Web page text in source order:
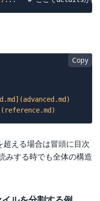
Copy
](advanced.md )
reference.md )
える場合は冒頭に目次
みする時でも全体の構造